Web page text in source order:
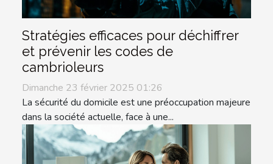
Stratégies efficaces pour déchiffrer
et prévenir les codes de
cambrioleurs
Dimanche 23 février 2025 01:26
La sécurité du domicile est une préoccupation majeure
dans la société actuelle, face à une...